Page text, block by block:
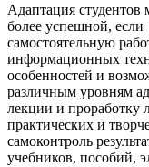
Адаптация
более успешной,
самостоятельную
информационных
особенностей и
различным уровням
лекции и проработку
практических и
самоконтроль
учебников, пособий,